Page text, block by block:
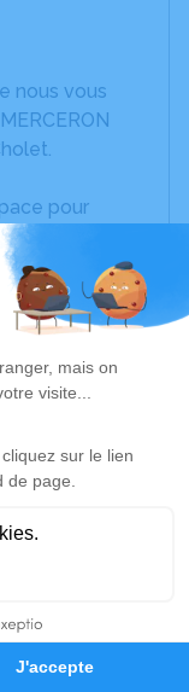
Hommages
nous vous
pour
photos
vos pensées
Cet endroit
la
est
hommage